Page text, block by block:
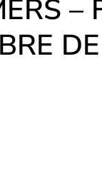
–